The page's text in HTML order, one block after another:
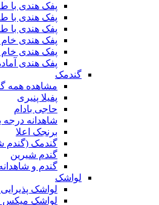
پفک هندی با
پفک هندی با
پفک هندی با
پفک هندی
پفک هندی خام
پفک هندی
گندمک
مشاهده همه
پفیلا پنیری
حاجی بادام
شاهدانه درجه
برنجک اعلا
گندمک (گندم
گندم شیرین
گندم و
لواشک
لواشک پذیرایی
لواشک میکس